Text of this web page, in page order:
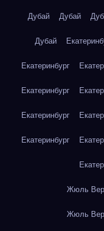
Дубай Дубай
Дубай
Екатеринбург
Екатеринбург
Екатеринбург
Екатеринбург
Жюль
Жюль